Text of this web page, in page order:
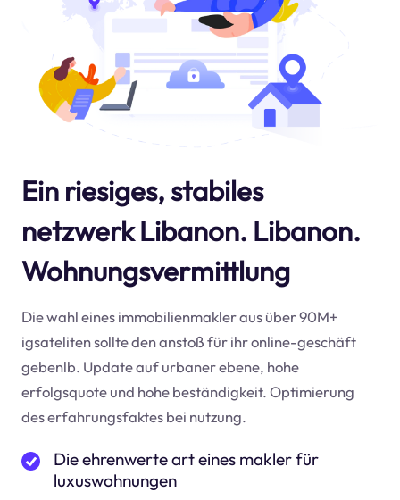
Ein riesiges, stabiles
netzwerk Libanon. Libanon.
Wohnungsvermittlung
Die wahl eines immobilienmakler aus über 90M+
igsateliten sollte den anstoß für ihr online-geschäft
gebenlb. Update auf urbaner ebene, hohe
erfolgsquote und hohe beständigkeit. Optimierung
des erfahrungsfaktes bei nutzung.
Die ehrenwerte art eines makler für
luxuswohnungen